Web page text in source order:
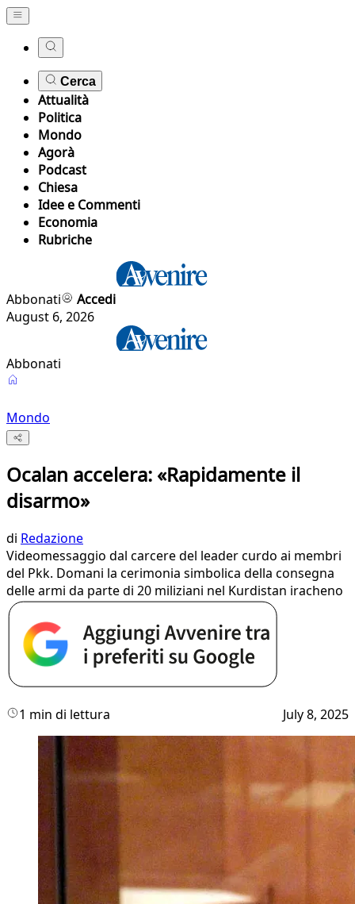
Cerca
Attualità
Politica
Mondo
Agorà
Podcast
Chiesa
Idee e Commenti
Economia
Rubriche
Abbonati
Accedi
August 6, 2026
Abbonati
Mondo
Ocalan accelera: «Rapidamente il
disarmo»
di Redazione
Videomessaggio dal carcere del leader curdo ai membri
del Pkk. Domani la cerimonia simbolica della consegna
delle armi da parte di 20 miliziani nel Kurdistan iracheno
1 min di lettura July 8, 2025